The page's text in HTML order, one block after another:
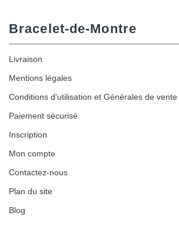
Bracelet-de-Montre
Livraison
Mentions légales
Conditions d'utilisation et Générales de vente
Paiement sécurisé
Inscription
Mon compte
Contactez-nous
Plan du site
Blog